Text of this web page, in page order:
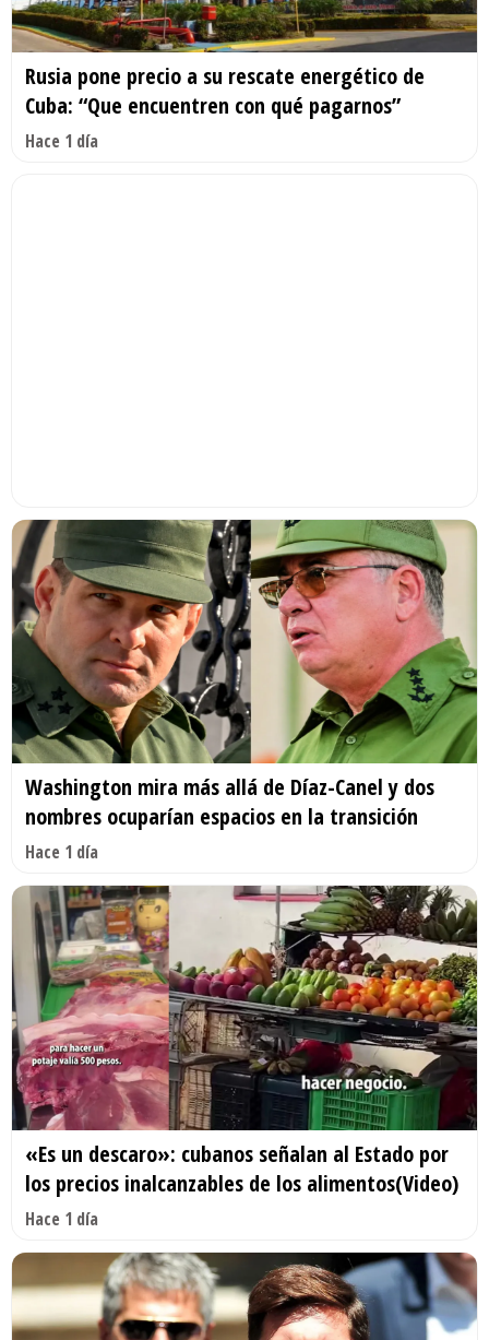
Rusia pone precio a su rescate energético de
Cuba: “Que encuentren con qué pagarnos”
Hace 1 día
Washington mira más allá de Díaz-Canel y dos
nombres ocuparían espacios en la transición
Hace 1 día
«Es un descaro»: cubanos señalan al Estado por
los precios inalcanzables de los alimentos(Video)
Hace 1 día